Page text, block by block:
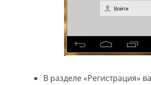
В разделе «Регистрация»